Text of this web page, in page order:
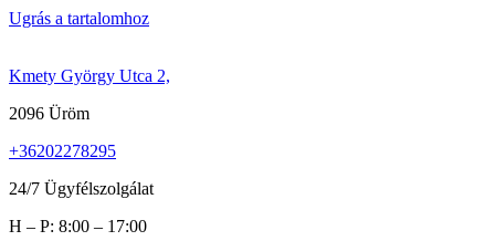
Ugrás a tartalomhoz
Kmety György Utca 2,
2096 Üröm
+36202278295
24/7 Ügyfélszolgálat
H – P: 8:00 – 17:00